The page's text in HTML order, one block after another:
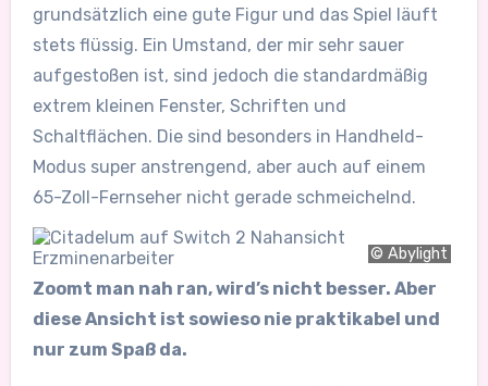
grundsätzlich eine gute Figur und das Spiel läuft
stets flüssig. Ein Umstand, der mir sehr sauer
aufgestoßen ist, sind jedoch die standardmäßig
extrem kleinen Fenster, Schriften und
Schaltflächen. Die sind besonders in Handheld-
Modus super anstrengend, aber auch auf einem
65-Zoll-Fernseher nicht gerade schmeichelnd.
© Abylight
Zoomt man nah ran, wird’s nicht besser. Aber
diese Ansicht ist sowieso nie praktikabel und
nur zum Spaß da.